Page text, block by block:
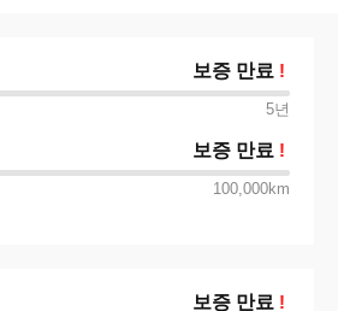
보증 만료 !
5년
보증 만료 !
100,000km
보증 만료 !